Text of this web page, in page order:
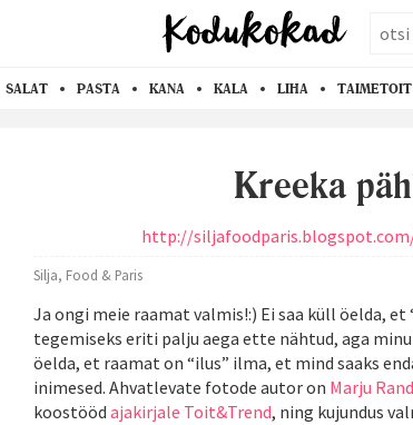
SALAT PASTA KANA KALA LIHA TAIMETOIT
Kreeka
http://
Silja, Food & Paris
Ja ongi meie raamat valmis!:) Ei saa küll öelda,
tegemiseks eriti palju aega ette nähtud, aga
öelda, et raamat on “ilus” ilma, et mind saaks
inimesed. Ahvatlevate fotode autor on Marju
koostööd ajakirjale Toit&Trend, ning kujundus